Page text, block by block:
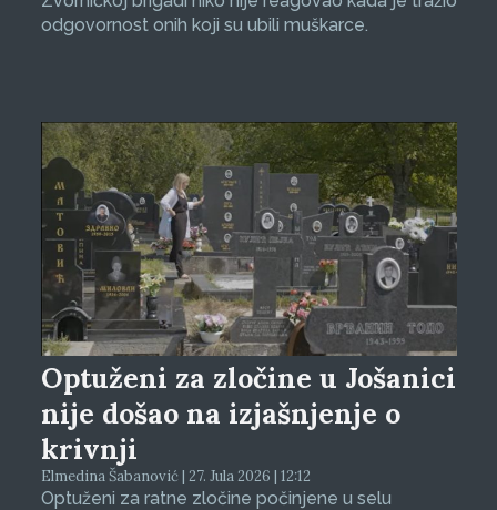
odgovornost onih koji su ubili muškarce.
Optuženi za zločine u Jošanici
nije došao na izjašnjenje o
krivnji
Elmedina Šabanović | 27. Jula 2026 | 12:12
Optuženi za ratne zločine počinjene u selu